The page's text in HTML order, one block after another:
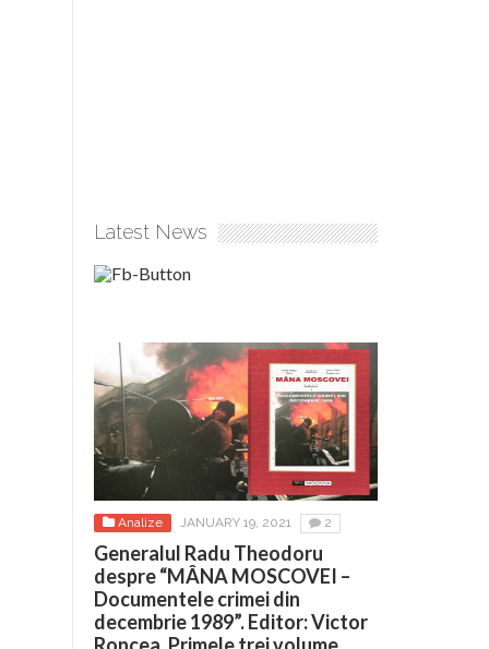
Latest News
Analize JANUARY 19, 2021 2
Generalul Radu Theodoru
despre “MÂNA MOSCOVEI –
Documentele crimei din
decembrie 1989”. Editor: Victor